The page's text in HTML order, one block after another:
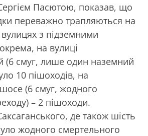
Пасютою, показав, що
переважно трапляються на
з підземними
на вулиці
(6 смуг, лише один наземний
10 пішоходів, на
(6 смуг, жодного
– 2 пішоходи.
де також шість
жодного смертельного